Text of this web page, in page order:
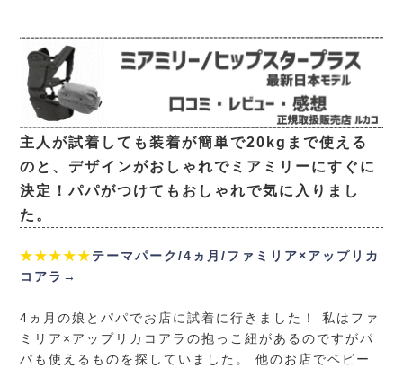
主人が試着しても装着が簡単で20kgまで使える
のと、デザインがおしゃれでミアミリーにすぐに
決定！パパがつけてもおしゃれで気に入りまし
た。
★★★★★テーマパーク/4ヵ月/ファミリア×アップリカ
コアラ→
4ヵ月の娘とパパでお店に試着に行きました！ 私はファ
ミリア×アップリカコアラの抱っこ紐があるのですがパ
パも使えるものを探していました。 他のお店でベビー